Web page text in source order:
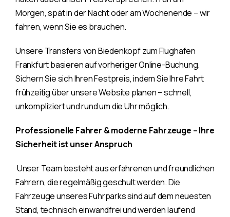
Morgen, spät in der Nacht oder am Wochenende – wir
fahren, wenn Sie es brauchen.
Unsere Transfers von Biedenkopf zum Flughafen
Frankfurt basieren auf vorheriger Online-Buchung.
Sichern Sie sich Ihren Festpreis, indem Sie Ihre Fahrt
frühzeitig über unsere Website planen – schnell,
unkompliziert und rund um die Uhr möglich.
Professionelle Fahrer & moderne Fahrzeuge – Ihre
Sicherheit ist unser Anspruch
Unser Team besteht aus erfahrenen und freundlichen
Fahrern, die regelmäßig geschult werden. Die
Fahrzeuge unseres Fuhrparks sind auf dem neuesten
Stand, technisch einwandfrei und werden laufend